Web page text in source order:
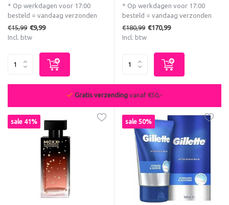
* Op werkdagen voor 17:00
besteld = vandaag verzonden
€15,99 €9,99
Incl. btw
* Op werkdagen voor 17:00
besteld = vandaag verzonden
€180,99 €170,99
Incl. btw
De beste deals van NL & BE
sale 41% sale 50%